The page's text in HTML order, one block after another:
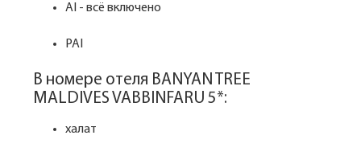
AI - всё включено
PAI
В номере отеля BANYAN TREE
MALDIVES VABBINFARU 5*:
халат